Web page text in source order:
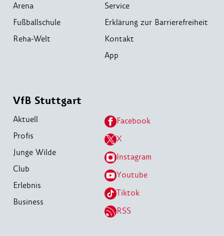
Arena
Fußballschule
Reha-Welt
Service
Erklärung zur Barrierefreiheit
Kontakt
App
VfB Stuttgart
Aktuell
Profis
Junge Wilde
Club
Erlebnis
Business
Facebook
X
Instagram
Youtube
Tiktok
RSS